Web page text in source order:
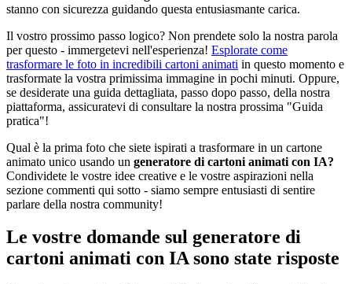
stanno con sicurezza guidando questa entusiasmante carica.
Il vostro prossimo passo logico? Non prendete solo la nostra parola
per questo - immergetevi nell'esperienza! Esplorate come
trasformare le foto in incredibili cartoni animati in questo momento e
trasformate la vostra primissima immagine in pochi minuti. Oppure,
se desiderate una guida dettagliata, passo dopo passo, della nostra
piattaforma, assicuratevi di consultare la nostra prossima "Guida
pratica"!
Qual è la prima foto che siete ispirati a trasformare in un cartone
animato unico usando un generatore di cartoni animati con IA?
Condividete le vostre idee creative e le vostre aspirazioni nella
sezione commenti qui sotto - siamo sempre entusiasti di sentire
parlare della nostra community!
Le vostre domande sul generatore di
cartoni animati con IA sono state risposte